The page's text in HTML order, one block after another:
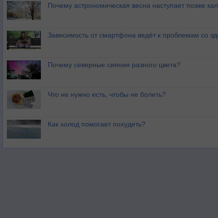
Почему астрономическая весна наступает позже
Зависимость от смартфона ведёт к проблемам со
Почему северные сияния разного цвета?
Что не нужно есть, чтобы не болеть?
Как холод помогает похудеть?